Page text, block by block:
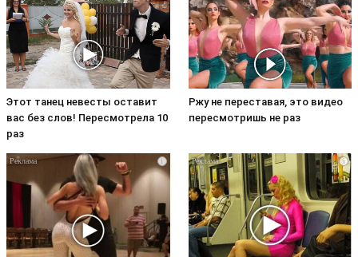
Этот танец невесты оставит
вас без слов! Пересмотрела 10
раз
Ржу не переставая, это видео
пересмотришь не раз
i i